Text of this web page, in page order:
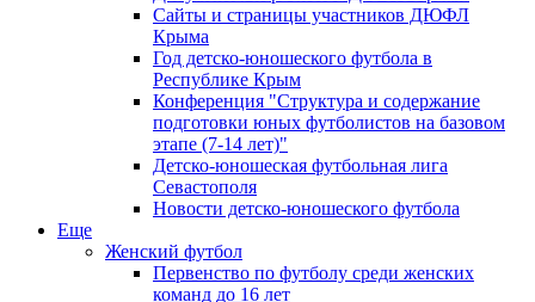
Сайты и страницы участников ДЮФЛ
Крыма
Год детско-юношеского футбола в
Республике Крым
Конференция "Структура и содержание
подготовки юных футболистов на базовом
этапе (7-14 лет)"
Детско-юношеская футбольная лига
Севастополя
Новости детско-юношеского футбола
Еще
Женский футбол
Первенство по футболу среди женских
команд до 16 лет